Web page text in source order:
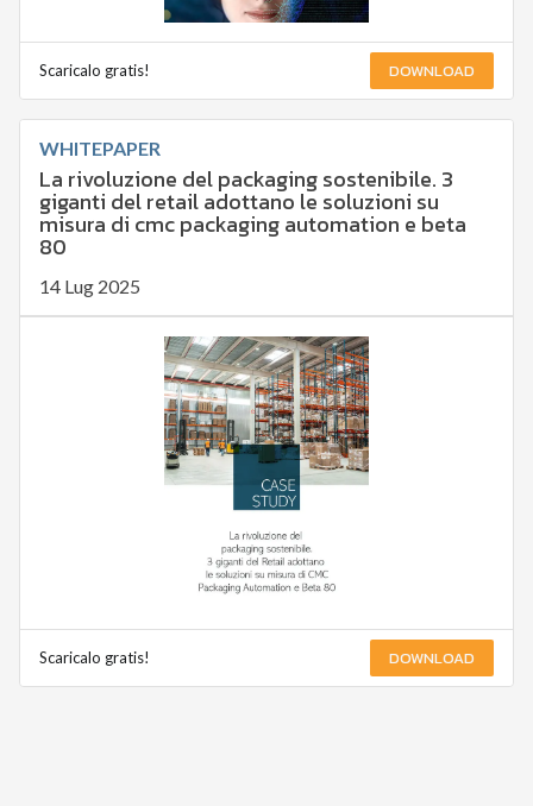
Scaricalo gratis! DOWNLOAD
WHITEPAPER
La rivoluzione del packaging sostenibile. 3
giganti del retail adottano le soluzioni su
misura di cmc packaging automation e beta
80
14 Lug 2025
Scaricalo gratis! DOWNLOAD